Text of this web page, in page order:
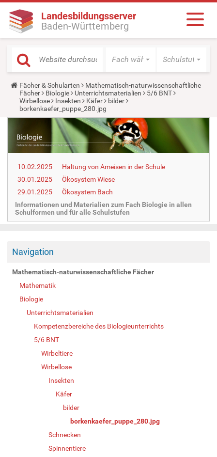
Landesbildungsserver
Baden-Württemberg
Fach wählen Schulstufe
Y
o
u
a
r
e
r
e
Fächer & Schularten
Mathematisch-naturwissenschaftliche
Fächer
Biologie Unterrichtsmaterialien
5/6 BNT
Wirbellose
Insekten Käfer
bilder
borkenkaefer_puppe_280.jpg
10.02.2025
Haltung von Ameisen in der Schule
30.01.2025
Ökosystem Wiese
29.01.2025
Ökosystem Bach
Informationen und Materialien zum Fach Biologie in allen
Schulformen und für alle Schulstufen
Navigation
Mathematisch-naturwissenschaftliche Fächer
Mathematik
Biologie
Unterrichtsmaterialien
Kompetenzbereiche des Biologieunterrichts
5/6 BNT
Wirbeltiere
Wirbellose
Insekten
Käfer
bilder
borkenkaefer_puppe_280.jpg
Schnecken
Spinnentiere